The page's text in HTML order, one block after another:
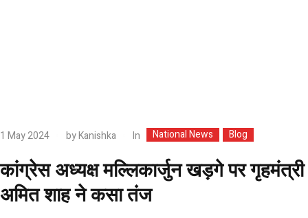
1 May 2024 byKanishka In National News Blog
कांग्रेस अध्यक्ष मल्लिकार्जुन खड़गे पर गृहमंत्री
अमित शाह ने कसा तंज